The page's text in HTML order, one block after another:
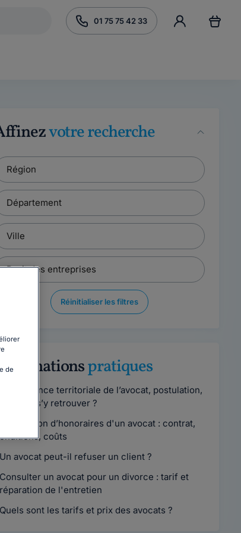
01 75 75 42 33
votre recherche
Réinitialiser les filtres
pratiques
Compétence territoriale de l’avocat, postulation,
comment s’y retrouver ?
Convention d’honoraires d'un avocat : contrat,
coûts
Un avocat peut-il refuser un client ?
Consulter un avocat pour un divorce : tarif et
de l'entretien
Quels sont les tarifs et prix des avocats ?
de